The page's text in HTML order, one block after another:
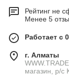
Рейтинг не
Менее 5
Работает с
г. Алматы
магазин, р/с